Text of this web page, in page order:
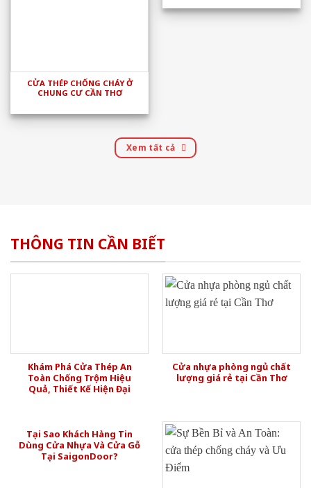
CỬA THÉP CHỐNG CHÁY Ở
CHUNG CƯ CẦN THƠ
Xem tất cả
THÔNG TIN CẦN BIẾT
Khám Phá Cửa Thép An
Toàn Chống Trộm Hiệu
Quả, Thiết Kế Hiện Đại
Cửa nhựa phòng ngủ chất
lượng giá rẻ tại Cần Thơ
Tại Sao Khách Hàng Tin
Dùng Cửa Nhựa Và Cửa Gỗ
Tại SaigonDoor?